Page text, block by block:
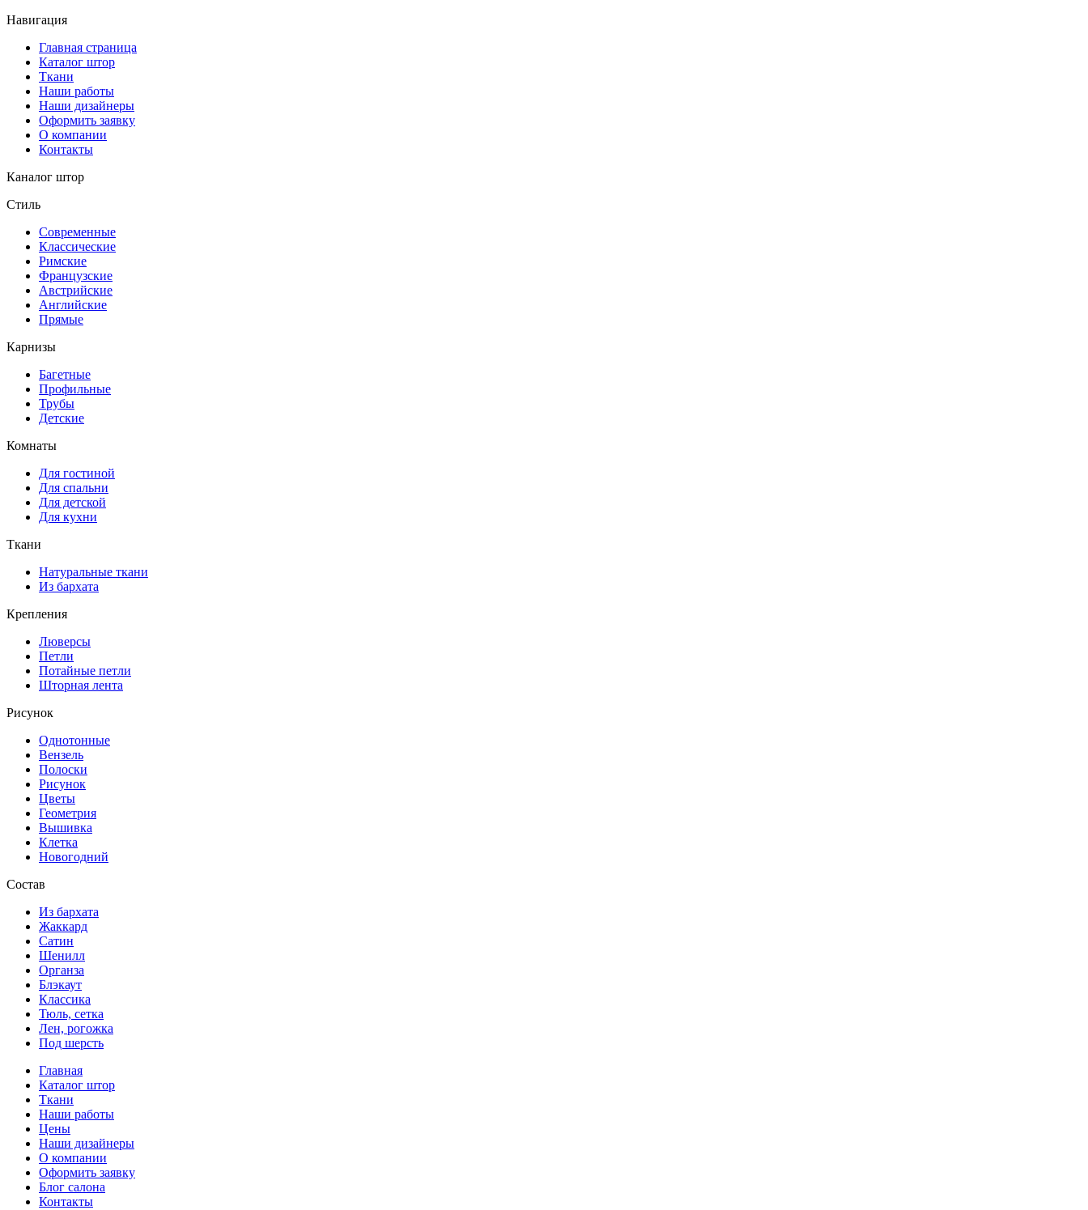
Навигация
Главная страница
Каталог штор
Ткани
Наши работы
Наши дизайнеры
Оформить заявку
О компании
Контакты
Каналог штор
Стиль
Современные
Классические
Римские
Французские
Австрийские
Английские
Прямые
Карнизы
Багетные
Профильные
Трубы
Детские
Комнаты
Для гостиной
Для спальни
Для детской
Для кухни
Ткани
Натуральные ткани
Из бархата
Крепления
Люверсы
Петли
Потайные петли
Шторная лента
Рисунок
Однотонные
Вензель
Полоски
Рисунок
Цветы
Геометрия
Вышивка
Клетка
Новогодний
Состав
Из бархата
Жаккард
Сатин
Шенилл
Органза
Блэкаут
Классика
Тюль, сетка
Лен, рогожка
Под шерсть
Главная
Каталог штор
Ткани
Наши работы
Цены
Наши дизайнеры
О компании
Оформить заявку
Блог салона
Контакты